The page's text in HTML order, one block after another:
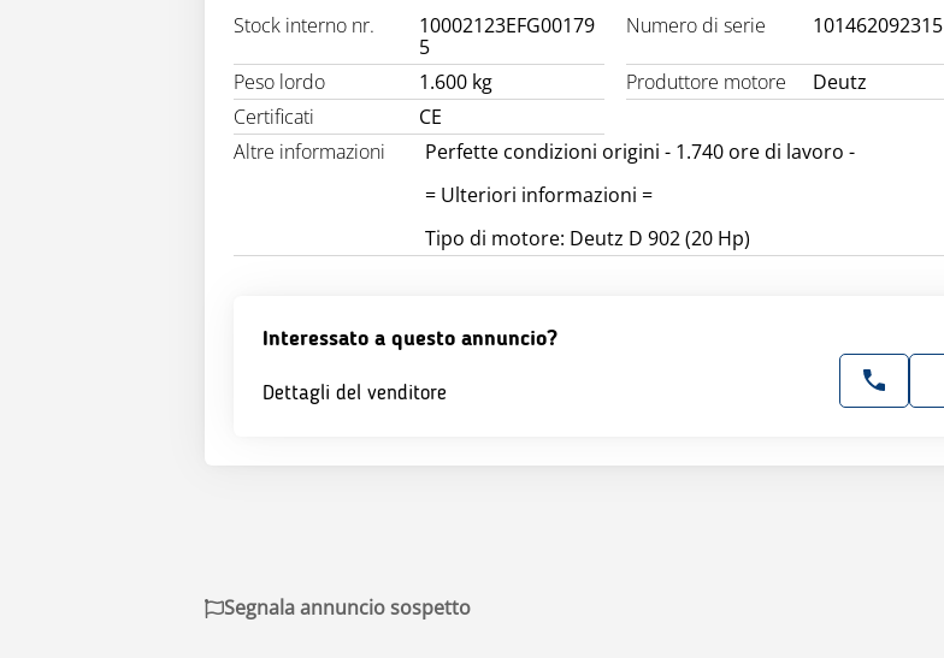
Stock interno nr.
10002123EFG00179
5
Numero di serie 101462092315
Peso lordo 1.600 kg Produttore motore
Deutz
Certificati
CE
Altre informazioni
Perfette condizioni origini - 1.740 ore di lavoro -
= Ulteriori informazioni =
Tipo di motore: Deutz D 902 (20 Hp)
Interessato a questo annuncio?
Dettagli del venditore
Segnala annuncio sospetto